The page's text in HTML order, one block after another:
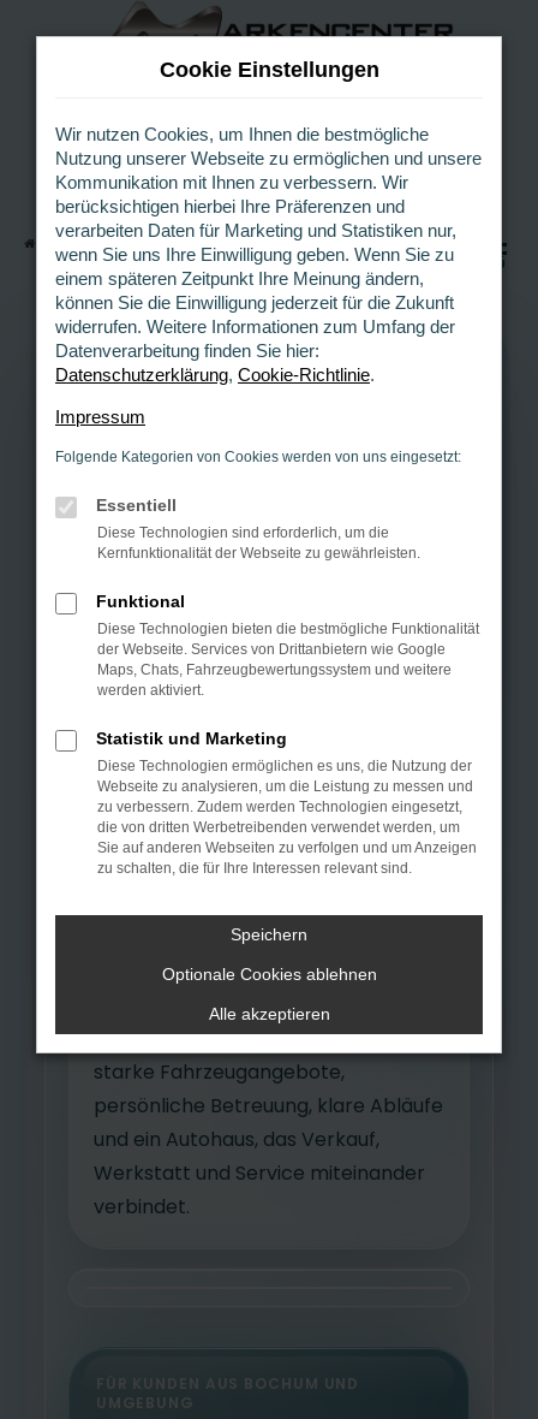
Z
i
MENÜ
Startseite Gebrauchtwagen Bochum
Gebrauchtwagen für
Kunden aus Bochum
bei Autohaus
Sie suchen einen jungen
Gebrauchtwagen, ein attraktives
EU-Fahrzeug oder eine
Tageszulassung und kommen
aus Bochum? Autohaus Kamen
GmbH ist Ihr regionaler
Ansprechpartner für geprüfte
Fahrzeuge, persönliche Beratung,
Probefahrt, Finanzierung und
Inzahlungnahme.
Auch für Kunden aus Bochum kann
sich der Weg nach Kamen lohnen:
starke Fahrzeugangebote,
persönliche Betreuung, klare Abläufe
und ein Autohaus, das Verkauf,
Werkstatt und Service miteinander
verbindet.
FÜR KUNDEN AUS BOCHUM UND
UMGEBUNG
Cookie Einstellungen
Wir nutzen Cookies, um Ihnen die bestmögliche
Nutzung unserer Webseite zu ermöglichen und unsere
Kommunikation mit Ihnen zu verbessern. Wir
berücksichtigen hierbei Ihre Präferenzen und
verarbeiten Daten für Marketing und Statistiken nur,
wenn Sie uns Ihre Einwilligung geben. Wenn Sie zu
einem späteren Zeitpunkt Ihre Meinung ändern,
können Sie die Einwilligung jederzeit für die Zukunft
widerrufen. Weitere Informationen zum Umfang der
Datenverarbeitung finden Sie hier:
Datenschutzerklärung, Cookie-Richtlinie.
Impressum
Folgende Kategorien von Cookies werden von uns eingesetzt:
Essentiell
Diese Technologien sind erforderlich, um die
Kernfunktionalität der Webseite zu gewährleisten.
Funktional
Diese Technologien bieten die bestmögliche Funktionalität
der Webseite. Services von Drittanbietern wie Google
Maps, Chats, Fahrzeugbewertungssystem und weitere
werden aktiviert.
Statistik und Marketing
Diese Technologien ermöglichen es uns, die Nutzung der
Webseite zu analysieren, um die Leistung zu messen und
zu verbessern. Zudem werden Technologien eingesetzt,
die von dritten Werbetreibenden verwendet werden, um
Sie auf anderen Webseiten zu verfolgen und um Anzeigen
zu schalten, die für Ihre Interessen relevant sind.
Speichern
Optionale Cookies ablehnen
Alle akzeptieren